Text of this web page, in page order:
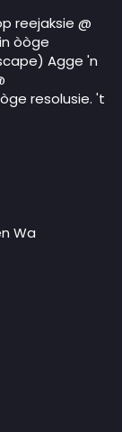
reejaksie @
òòge
Agge 'n
resolusie. 't
Wa